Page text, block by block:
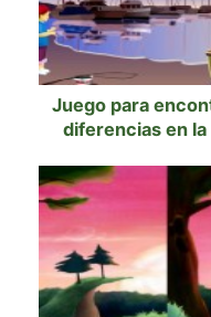
Juego para
diferencias en la